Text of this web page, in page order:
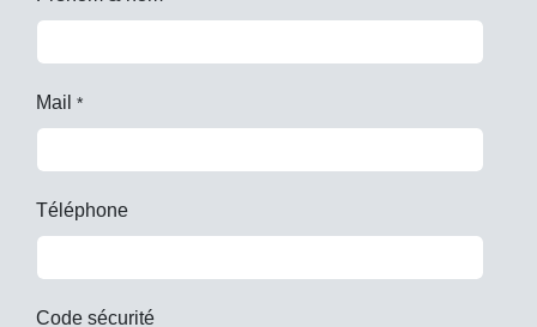
Mail *
Téléphone
Code sécurité